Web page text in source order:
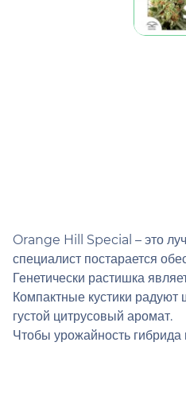
Orange Hill Special – это
специалист постарается
Генетически растишка
Компактные кустики
густой цитрусовый аромат.
Чтобы урожайность гибрида